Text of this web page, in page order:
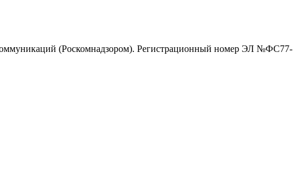
(Роскомнадзором). Регистрационный номер ЭЛ №ФС77-